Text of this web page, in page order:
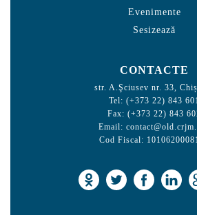
Evenimente
Sesizează
CONTACTE
str. A.Şciusev nr. 33,
Tel: (+373 22) 843
Fax: (+373 22) 843
Email:
Cod Fiscal: